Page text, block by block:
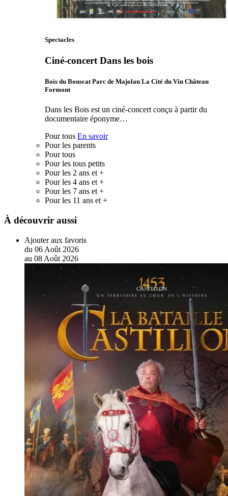
Spectacles
Ciné-concert Dans les bois
Bois du Bouscat Parc de Majolan La Cité du Vin Château
Formont
Dans les Bois est un ciné-concert conçu à partir du
documentaire éponyme…
Pour tous En savoir
Pour les parents
Pour tous
Pour les tous petits
Pour les 2 ans et +
Pour les 4 ans et +
Pour les 7 ans et +
Pour les 11 ans et +
À découvrir aussi
Ajouter aux favoris
du 06 Août 2026
au 08 Août 2026